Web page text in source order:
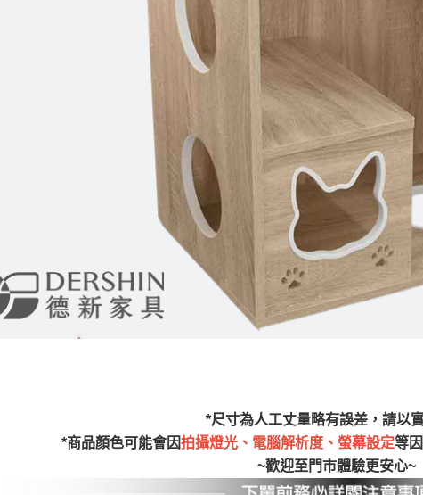
*尺寸為人工丈量略有誤差，請以
*商品顏色可能會因拍攝燈光、電腦解析度、螢幕設定等
~歡迎至門市體驗更安心~
$ 9,000以下：NT$500元
$ 9,000以上：免運費
$ 9,000以下：NT$500元
＊A108產品另收運費
配送天數：5~14天
到貨時間：指定送貨日當天以電話
｜周（一）配送部門固定公休無
台北市、新北市地區固定每周(三)、(
彰化、南投、雲林、嘉義、台南、高雄、屏東、宜蘭、
若您選擇三聯式或索取兩聯式發票，發票將於商品完成出貨15個工
送達，如遇國定假日將順延寄送。
若收到不良品，請於到貨日起七日內通知本公司客服人員，我
所有退回及換貨之商品必須是全新狀態且完整包裝，床墊、床
品、附件、包裝、廠商紙及所有附隨文件或資料之完整性)，
由於透過電腦螢幕選購商品，可能會因個人電腦螢幕的設定色
質感稍有不同，如因此而需退換貨，
需自付來回運費及人資成本
訂購前請確認商品尺寸，大型物件因為人工丈量，難免會有些
為主。
非因本公司問題而需退換貨，請於收到貨7日內通知客服人員
本公司部份商品無維修服務，超過7日鑑賞期，商品使用年限
為因素導致商品損壞、零件短缺，則維修、搬運費用，需由消
到貨7日內為鑑賞期(注意:鑑賞期非試用期)，若非商品品質瑕